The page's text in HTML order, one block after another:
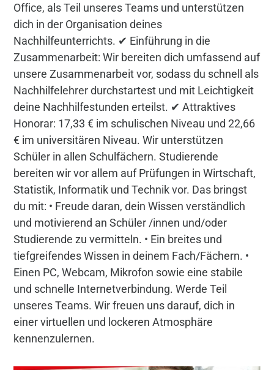
Office, als Teil unseres Teams und unterstützen
dich in der Organisation deines
Nachhilfeunterrichts. ✔ Einführung in die
Zusammenarbeit: Wir bereiten dich umfassend auf
unsere Zusammenarbeit vor, sodass du schnell als
Nachhilfelehrer durchstartest und mit Leichtigkeit
deine Nachhilfestunden erteilst. ✔ Attraktives
Honorar: 17,33 € im schulischen Niveau und 22,66
€ im universitären Niveau. Wir unterstützen
Schüler in allen Schulfächern. Studierende
bereiten wir vor allem auf Prüfungen in Wirtschaft,
Statistik, Informatik und Technik vor. Das bringst
du mit: • Freude daran, dein Wissen verständlich
und motivierend an Schüler /innen und/oder
Studierende zu vermitteln. • Ein breites und
tiefgreifendes Wissen in deinem Fach/Fächern. •
Einen PC, Webcam, Mikrofon sowie eine stabile
und schnelle Internetverbindung. Werde Teil
unseres Teams. Wir freuen uns darauf, dich in
einer virtuellen und lockeren Atmosphäre
kennenzulernen.